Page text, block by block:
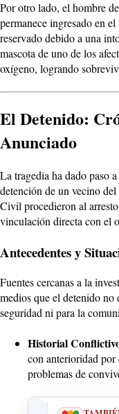
Por otro lado, el hombre
permanece ingresado en
reservado debido a una
mascota de uno de los
oxígeno, logrando
El Detenido:
Anunciado
La tragedia ha dado paso
detención de un vecino
Civil procedieron al
vinculación directa con el
Antecedentes y
Fuentes cercanas a la
medios que el detenido no
seguridad ni para la
Historial
con anterioridad por
problemas de